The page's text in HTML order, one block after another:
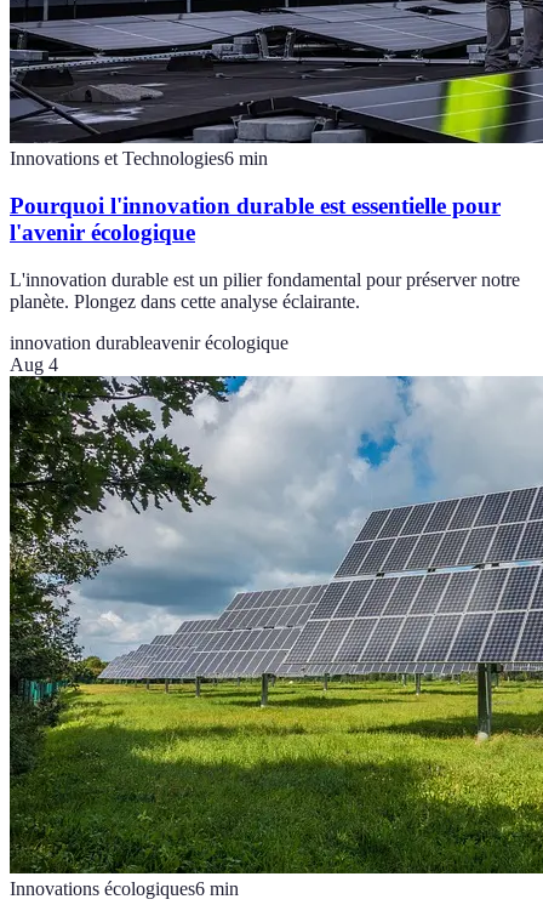
Innovations et Technologies6 min
Pourquoi l'innovation durable est essentielle pour
l'avenir écologique
L'innovation durable est un pilier fondamental pour préserver notre
planète. Plongez dans cette analyse éclairante.
innovation durableavenir écologique
Aug 4
Innovations écologiques6 min